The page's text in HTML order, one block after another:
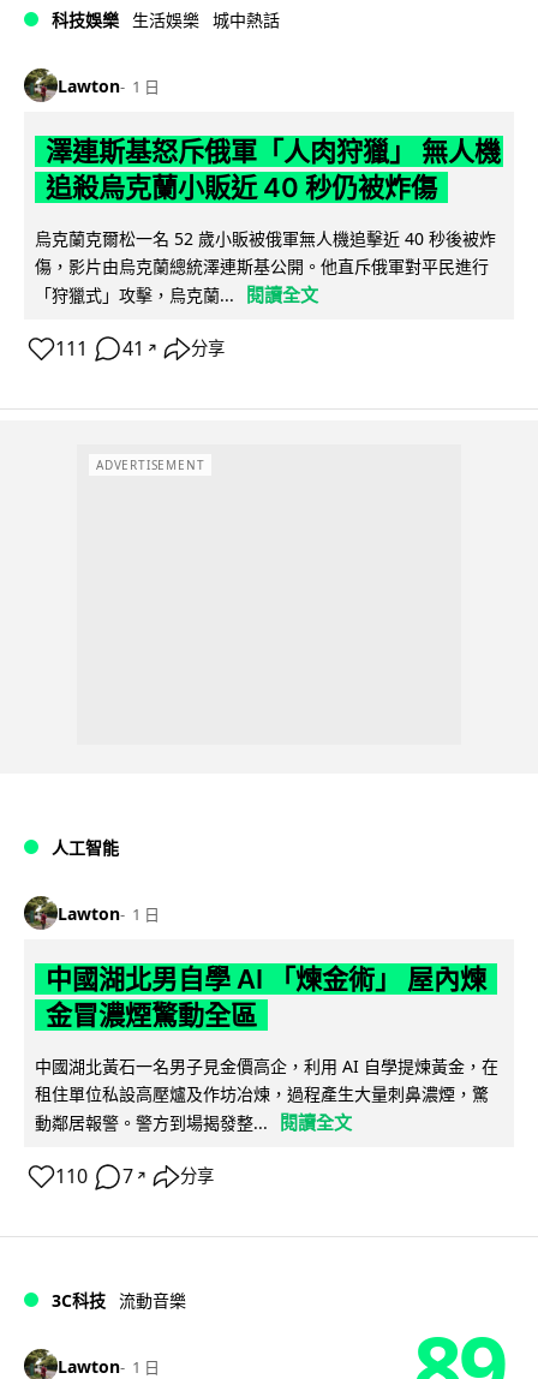
科技娛樂 生活娛樂 城中熱話
Lawton 1 日
澤連斯基怒斥俄軍「人肉狩獵」 無人機
追殺烏克蘭小販近 40 秒仍被炸傷
烏克蘭克爾松一名 52 歲小販被俄軍無人機追擊近 40 秒後被炸
傷，影片由烏克蘭總統澤連斯基公開。他直斥俄軍對平民進行
「狩獵式」攻擊，烏克蘭...
閱讀全文
111 41 ↗ 分享
ADVERTISEMENT
人工智能
Lawton 1 日
中國湖北男自學 AI 「煉金術」 屋內煉
金冒濃煙驚動全區
中國湖北黃石一名男子見金價高企，利用 AI 自學提煉黃金，在
租住單位私設高壓爐及作坊冶煉，過程產生大量刺鼻濃煙，驚
動鄰居報警。警方到場揭發整...
閱讀全文
110 7 ↗ 分享
3C科技 流動音樂
Lawton 1 日